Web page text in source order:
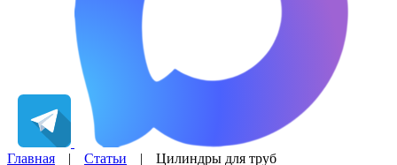
Главная | Статьи | Цилиндры для труб